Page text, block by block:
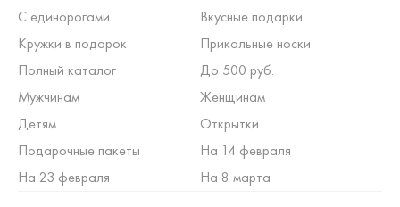
С единорогами
Вкусные подарки
Кружки в подарок
Прикольные носки
Полный каталог
До 500 руб.
Мужчинам
Женщинам
Детям
Открытки
Подарочные пакеты
На 14 февраля
На 23 февраля
На 8 марта